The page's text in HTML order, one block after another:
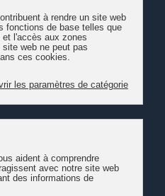
dispositions de la loi
enfant (LAJE) , c'est désormais
1er janvier 2018les conditions
des enfants. L'État continuera
les structures proposant ce
l'État et non l'inverse,
vaudoises doivent mettre en
pour les enfants de 4 à 15
structures d'accueil
un accueil
doublé depuis 2010.